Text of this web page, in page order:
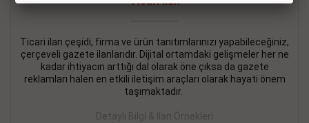
Ticari ilan çeşidi, firma ve ürün tanıtımlarınızı yapabileceğiniz,
çerçeveli gazete ilanlarıdır. Dijital ortamdaki gelişmeler her ne
kadar ihtiyacın arttığı dal olarak öne çıksa da gazete
reklamları halen en etkili iletişim araçları olarak hayati önem
taşımaktadır.
Detaylı Bilgi & İlan Örnekleri
2.800.000e kurumsal mağaza.
BAKIRKÖY SATILIK İlanı- 11.09.2018
KARTALTEPEde kelepir 2+ 1 satılık daire